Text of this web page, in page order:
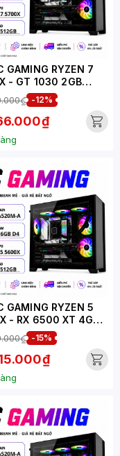
GAMING RYZEN 7
- GT 1030 2GB
G)
-12%
GAMING RYZEN 5
- RX 6500 XT 4GB
G)
-15%